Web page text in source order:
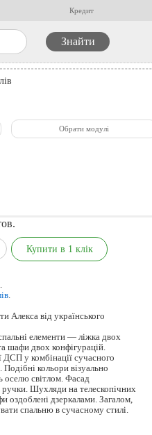
Кредит
Обрати модулі
.
.
Алекса від українського
елементи — ліжка двох
шафи двох конфігурацій.
ДСП у комбінації сучасного
Подібні кольори візуально
оселю світлом. Фасад
ручки. Шухляди на телескопічних
оздоблені дзеркалами. Загалом,
спальню в сучасному стилі.